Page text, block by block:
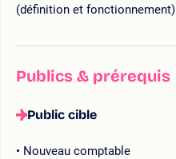
(définition et fonctionnement)
Publics & prérequis
Public cible
Nouveau comptable